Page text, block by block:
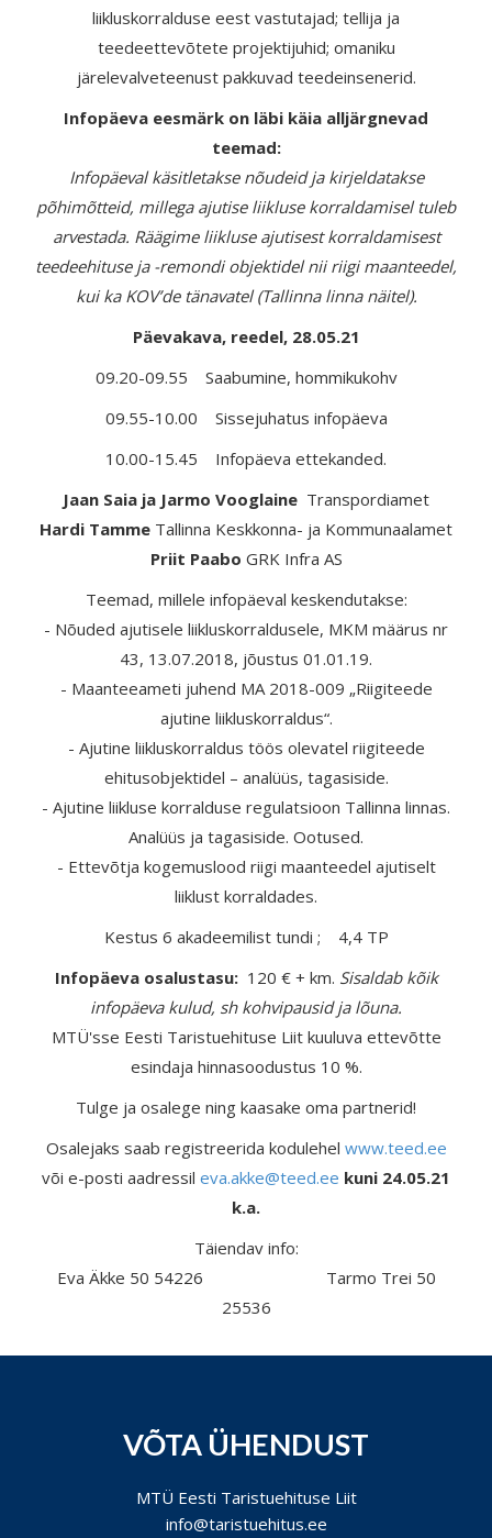
liikluskorralduse eest vastutajad; tellija ja
teedeettevõtete projektijuhid; omaniku
järelevalveteenust pakkuvad teedeinsenerid.
Infopäeva eesmärk on läbi käia alljärgnevad
teemad:
Infopäeval käsitletakse nõudeid ja kirjeldatakse
põhimõtteid, millega ajutise liikluse korraldamisel tuleb
arvestada. Räägime liikluse ajutisest korraldamisest
teedeehituse ja -remondi objektidel nii riigi maanteedel,
kui ka KOV’de tänavatel (Tallinna linna näitel).
Päevakava, reedel, 28.05.21
09.20-09.55 Saabumine, hommikukohv
09.55-10.00 Sissejuhatus infopäeva
10.00-15.45 Infopäeva ettekanded.
Jaan Saia ja Jarmo Vooglaine Transpordiamet
Hardi Tamme Tallinna Keskkonna- ja Kommunaalamet
Priit Paabo GRK Infra AS
Teemad, millele infopäeval keskendutakse:
- Nõuded ajutisele liikluskorraldusele, MKM määrus nr
43, 13.07.2018, jõustus 01.01.19.
- Maanteeameti juhend MA 2018-009 „Riigiteede
ajutine liikluskorraldus“.
- Ajutine liikluskorraldus töös olevatel riigiteede
ehitusobjektidel – analüüs, tagasiside.
- Ajutine liikluse korralduse regulatsioon Tallinna linnas.
Analüüs ja tagasiside. Ootused.
- Ettevõtja kogemuslood riigi maanteedel ajutiselt
liiklust korraldades.
Kestus 6 akadeemilist tundi ; 4,4 TP
Infopäeva osalustasu:120 € + km. Sisaldab kõik
infopäeva kulud, sh kohvipausid ja lõuna.
MTÜ'sse Eesti Taristuehituse Liit kuuluva ettevõtte
esindaja hinnasoodustus 10 %.
Tulge ja osalege ning kaasake oma partnerid!
Osalejaks saab registreerida kodulehel www.teed.ee
või e-posti aadressil eva.akke@teed.ee kuni 24.05.21
k.a.
Täiendav info:
Eva Äkke 50 54226 Tarmo Trei 50
25536
VÕTA ÜHENDUST
MTÜ Eesti Taristuehituse Liit
info@taristuehitus.ee